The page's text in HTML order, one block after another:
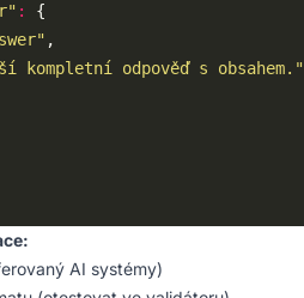
:
kompletní odpověď s obsahem."
AI systémy)